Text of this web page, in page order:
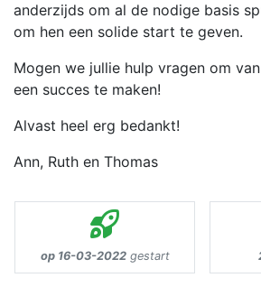
anderzijds om al de nodige basis
om hen een solide start te geven.
Mogen we jullie hulp vragen om
een succes te maken!
Alvast heel erg bedankt!
Ann, Ruth en Thomas
op 16-03-2022gestart